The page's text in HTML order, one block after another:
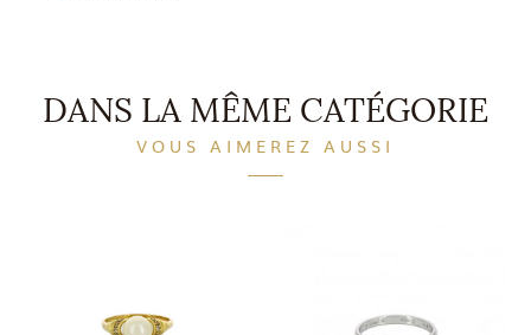
DANS LA MÊME CATÉGORIE
VOUS AIMEREZ AUSSI